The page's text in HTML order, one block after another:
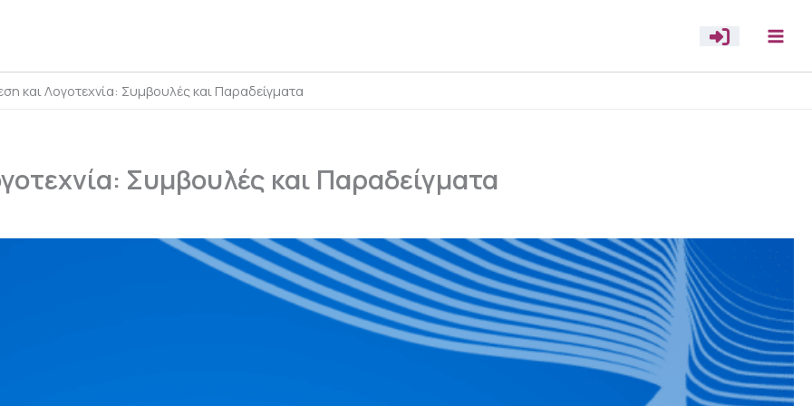
και Λογοτεχνία: Συμβουλές και Παραδείγματα
Συμβουλές και Παραδείγματα